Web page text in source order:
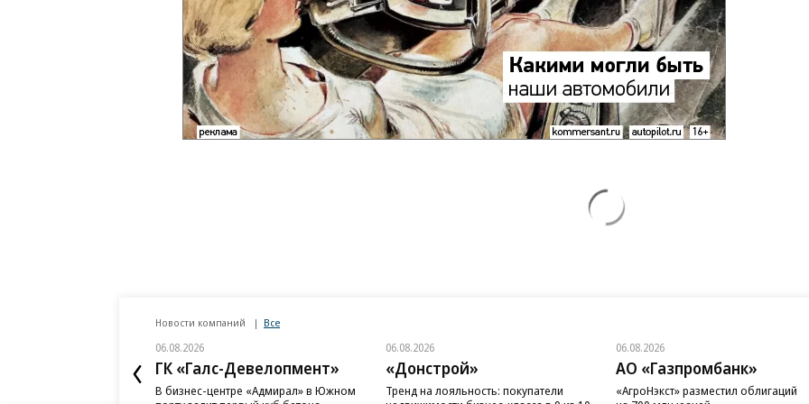
Новости компаний Все
06.08.2026
ГК «Галс-Девелопмент»
В бизнес-центре «Адмирал» в Южном
06.08.2026
«Донстрой»
Тренд на лояльность: покупатели
06.08.2026
АО «Газпромбанк»
«АгроНэкст» разместил облигаций